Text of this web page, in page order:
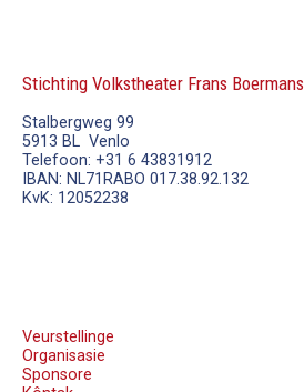
Stichting Volkstheater Frans Boermans
Stalbergweg 99
5913 BL Venlo
Telefoon: +31 6 43831912
IBAN: NL71RABO 017.38.92.132
KvK: 12052238
Veurstellinge
Organisasie
Sponsore